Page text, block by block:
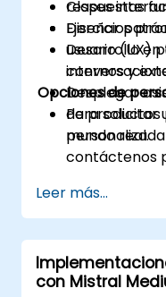
respuestas
Diseñar
usuario (UX)
internos y
Desplegar
de productos
mundo real.
Clases
Ejercicios
Desarrollo
Opciones de
Para solicitar
contáctenos
Leer más...
con Mistral